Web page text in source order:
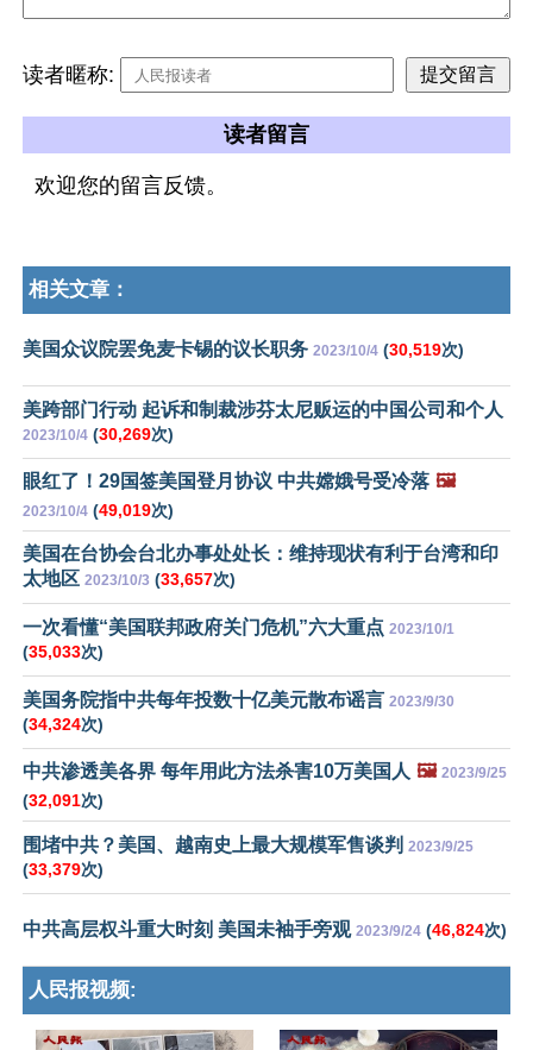
读者暱称:
读者留言
欢迎您的留言反馈。
相关文章：
美国众议院罢免麦卡锡的议长职务 2023/10/4 (30,519次)
美跨部门行动 起诉和制裁涉芬太尼贩运的中国公司和个人
2023/10/4 (30,269次)
眼红了！29国签美国登月协议 中共嫦娥号受冷落 🖼️
2023/10/4 (49,019次)
美国在台协会台北办事处处长：维持现状有利于台湾和印
太地区 2023/10/3 (33,657次)
一次看懂“美国联邦政府关门危机”六大重点 2023/10/1
(35,033次)
美国务院指中共每年投数十亿美元散布谣言 2023/9/30
(34,324次)
中共渗透美各界 每年用此方法杀害10万美国人 🖼️ 2023/9/25
(32,091次)
围堵中共？美国、越南史上最大规模军售谈判 2023/9/25
(33,379次)
中共高层权斗重大时刻 美国未袖手旁观 2023/9/24 (46,824次)
人民报视频: